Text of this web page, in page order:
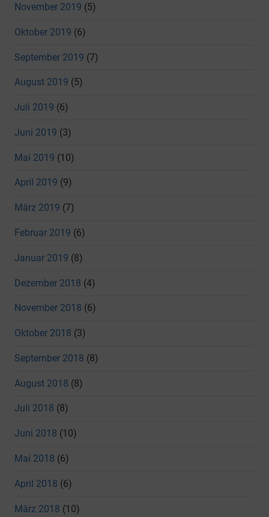
November 2019 (5)
Oktober 2019 (6)
September 2019 (7)
August 2019 (5)
Juli 2019 (6)
Juni 2019 (3)
Mai 2019 (10)
April 2019 (9)
März 2019 (7)
Februar 2019 (6)
Januar 2019 (8)
Dezember 2018 (4)
November 2018 (6)
Oktober 2018 (3)
September 2018 (8)
August 2018 (8)
Juli 2018 (8)
Juni 2018 (10)
Mai 2018 (6)
April 2018 (6)
März 2018 (10)